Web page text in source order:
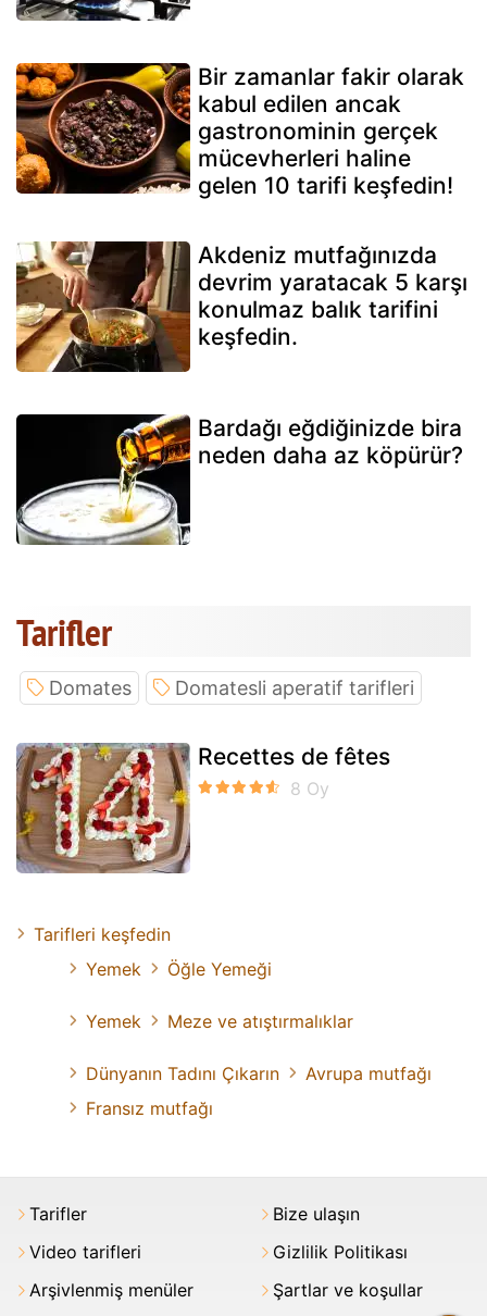
Bir zamanlar fakir olarak
kabul edilen ancak
gastronominin gerçek
mücevherleri haline
gelen 10 tarifi keşfedin!
Akdeniz mutfağınızda
devrim yaratacak 5 karşı
konulmaz balık tarifini
keşfedin.
Bardağı eğdiğinizde bira
neden daha az köpürür?
Tarifler
Domates Domatesli aperatif tarifleri
Recettes de fêtes
Tarifleri keşfedin
Yemek
Öğle Yemeği
Yemek Meze ve atıştırmalıklar
Dünyanın Tadını Çıkarın
Avrupa mutfağı
Fransız mutfağı
Tarifler
Video tarifleri
Arşivlenmiş menüler
Bize ulaşın
Gizlilik Politikası
Şartlar ve koşullar